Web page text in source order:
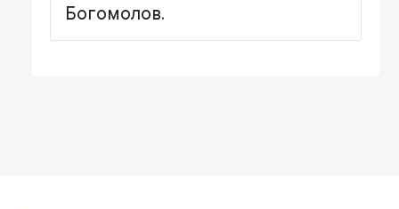
Богомолов.